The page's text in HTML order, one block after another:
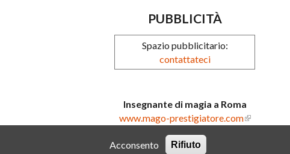
PUBBLICITÀ
Spazio pubblicitario:
contattateci
Insegnante di magia a Roma
www.mago-prestigiatore.com
Acconsento Rifiuto